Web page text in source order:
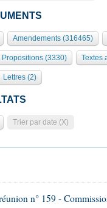
Amendements (316465)
Propositions (3330) Textes
Lettres (2)
Trier par date (X)
n° 159 -